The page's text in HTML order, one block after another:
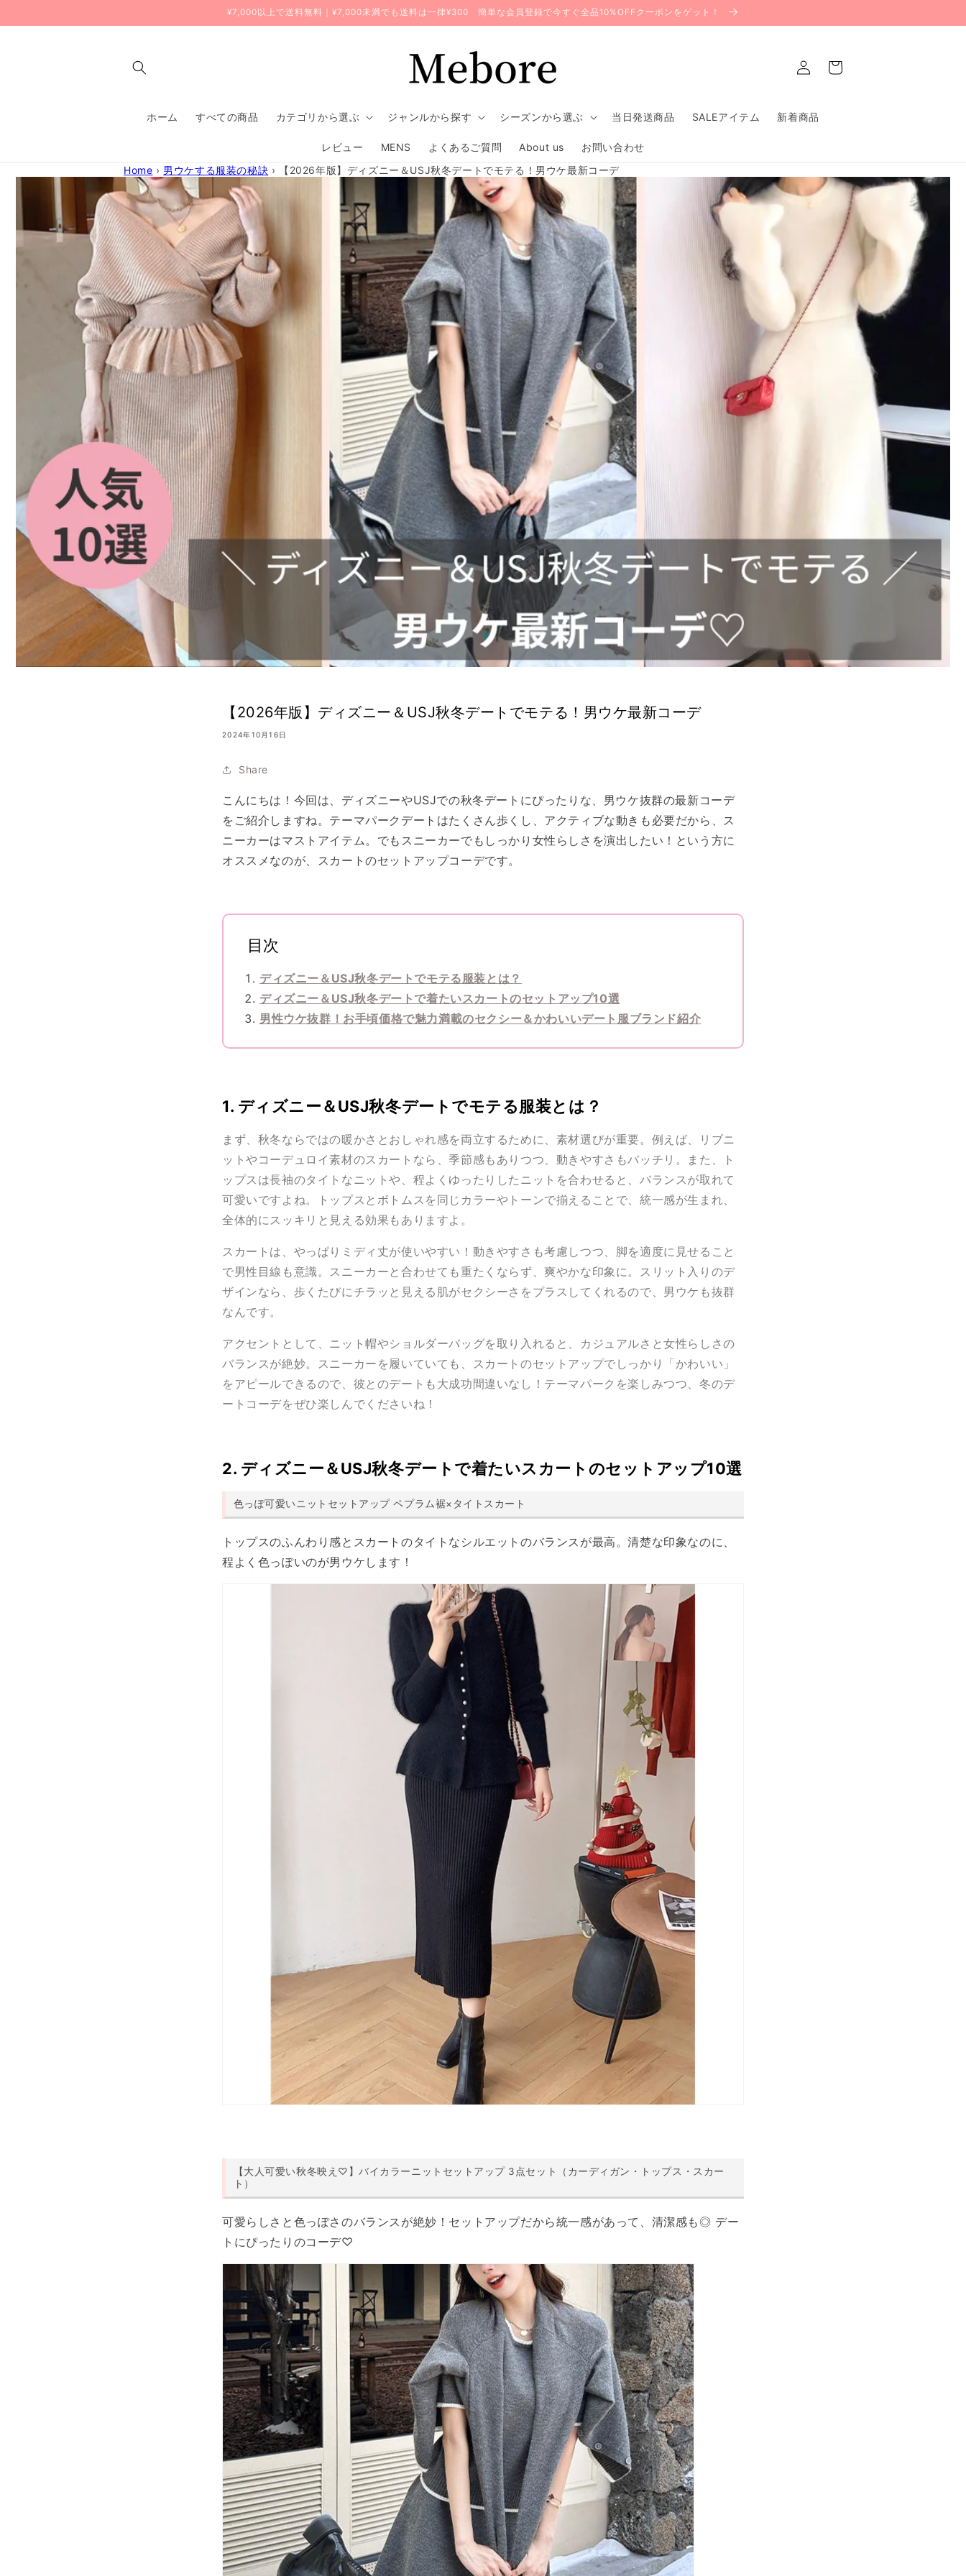
進む
¥7,000以上で送料無料｜¥7,000未満でも送料は一律¥300 簡単な会員登録で今すぐ全品10%OFFクーポンをゲット！
ホーム すべての商品 カテゴリから選ぶ ジャンルから探す シーズンから選ぶ 当日発送商品 SALEアイテム 新着商品
レビュー MENS よくあるご質問 About us お問い合わせ
グ
イ
ー
Home › 男ウケする服装の秘訣 › 【2026年版】ディズニー＆USJ秋冬デートでモテる！男ウケ最新コーデ
【2026年版】ディズニー＆USJ秋冬デートでモテる！男ウケ最新コーデ
2024年10月16日
Share
こんにちは！今回は、ディズニーやUSJでの秋冬デートにぴったりな、男ウケ抜群の最新コーデ
をご紹介しますね。テーマパークデートはたくさん歩くし、アクティブな動きも必要だから、ス
ニーカーはマストアイテム。でもスニーカーでもしっかり女性らしさを演出したい！という方に
オススメなのが、スカートのセットアップコーデです。
目次
ディズニー＆USJ秋冬デートでモテる服装とは？
ディズニー＆USJ秋冬デートで着たいスカートのセットアップ10選
男性ウケ抜群！お手頃価格で魅力満載のセクシー＆かわいいデート服ブランド紹介
1. ディズニー＆USJ秋冬デートでモテる服装とは？
まず、秋冬ならではの暖かさとおしゃれ感を両立するために、素材選びが重要。例えば、リブニ
ットやコーデュロイ素材のスカートなら、季節感もありつつ、動きやすさもバッチリ。また、ト
ップスは長袖のタイトなニットや、程よくゆったりしたニットを合わせると、バランスが取れて
可愛いですよね。トップスとボトムスを同じカラーやトーンで揃えることで、統一感が生まれ、
全体的にスッキリと見える効果もありますよ。
スカートは、やっぱりミディ丈が使いやすい！動きやすさも考慮しつつ、脚を適度に見せること
で男性目線も意識。スニーカーと合わせても重たくならず、爽やかな印象に。スリット入りのデ
ザインなら、歩くたびにチラッと見える肌がセクシーさをプラスしてくれるので、男ウケも抜群
なんです。
アクセントとして、ニット帽やショルダーバッグを取り入れると、カジュアルさと女性らしさの
バランスが絶妙。スニーカーを履いていても、スカートのセットアップでしっかり「かわいい」
をアピールできるので、彼とのデートも大成功間違いなし！テーマパークを楽しみつつ、冬のデ
ートコーデをぜひ楽しんでくださいね！
2. ディズニー＆USJ秋冬デートで着たいスカートのセットアップ10選
色っぽ可愛いニットセットアップ ペプラム裾×タイトスカート
トップスのふんわり感とスカートのタイトなシルエットのバランスが最高。清楚な印象なのに、
程よく色っぽいのが男ウケします！
【大人可愛い秋冬映え♡】バイカラーニットセットアップ 3点セット（カーディガン・トップス・スカー
ト）
可愛らしさと色っぽさのバランスが絶妙！セットアップだから統一感があって、清潔感も◎ デー
トにぴったりのコーデ♡